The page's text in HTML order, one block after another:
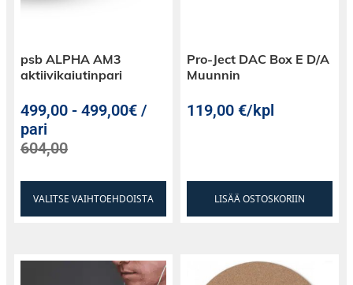
audiopaluukanava (eARC) tarjoavat selkeän
myös suoratoistaa lempimusiikkiasi Bluetooth-
yhteyden kautta.
psb ALPHA AM3
aktiivikaiutinpari
499,00 -499,00€ /
pari
604,00
VALITSE VAIHTOEHDOISTA
Pro-Ject DAC Box E D/A
Muunnin
119,00€/kpl
LISÄÄ OSTOSKORIIN